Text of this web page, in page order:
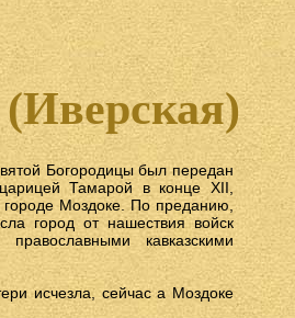
Богородицы был передан
Тамарой в конце XII,
городе Моздоке. По преданию,
город от нашествия войск
кавказскими
исчезла, сейчас а Моздоке